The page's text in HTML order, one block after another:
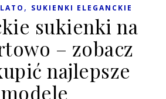
, SUKIENKI ELEGANCKIE
sukienki na
– zobacz
najlepsze
modele